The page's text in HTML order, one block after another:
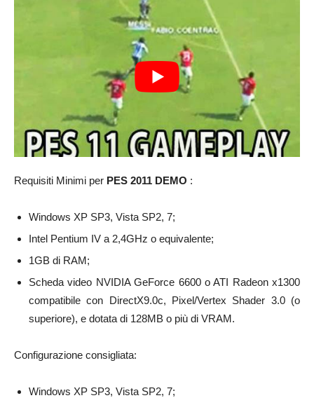
Requisiti Minimi per PES 2011 DEMO :
Windows XP SP3, Vista SP2, 7;
Intel Pentium IV a 2,4GHz o equivalente;
1GB di RAM;
Scheda video NVIDIA GeForce 6600 o ATI Radeon x1300
compatibile con DirectX9.0c, Pixel/Vertex Shader 3.0 (o
superiore), e dotata di 128MB o più di VRAM.
Configurazione consigliata:
Windows XP SP3, Vista SP2, 7;